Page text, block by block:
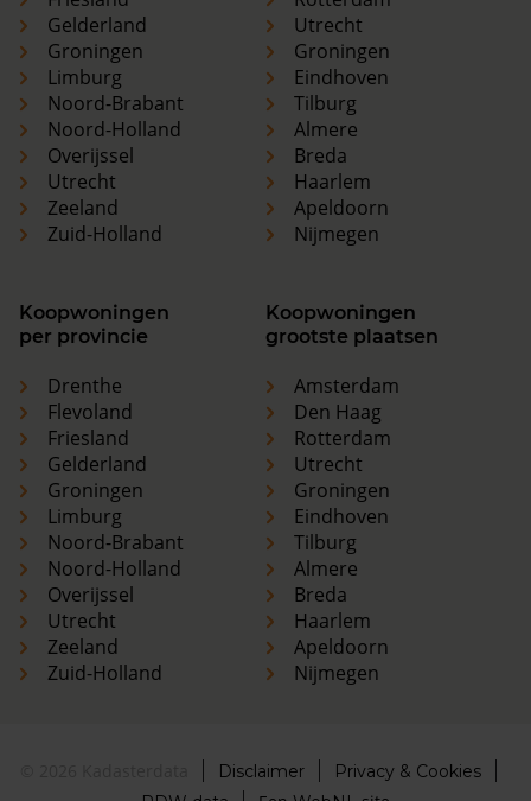
Gelderland
Groningen
Limburg
Noord-Brabant
Noord-Holland
Overijssel
Utrecht
Zeeland
Zuid-Holland
Utrecht
Groningen
Eindhoven
Tilburg
Almere
Breda
Haarlem
Apeldoorn
Nijmegen
Koopwoningen
per provincie
Drenthe
Flevoland
Friesland
Gelderland
Groningen
Limburg
Noord-Brabant
Noord-Holland
Overijssel
Utrecht
Zeeland
Zuid-Holland
Koopwoningen
grootste plaatsen
Amsterdam
Den Haag
Rotterdam
Utrecht
Groningen
Eindhoven
Tilburg
Almere
Breda
Haarlem
Apeldoorn
Nijmegen
Disclaimer
Privacy & Cookies